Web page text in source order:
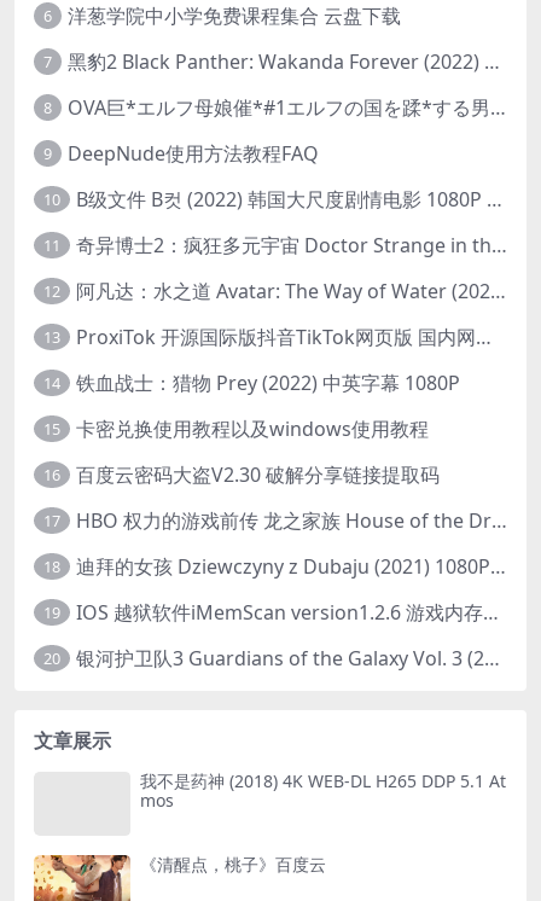
6 洋葱学院中小学免费课程集合 云盘下载
7 黑豹2 Black Panther: Wakanda Forever (2022) 高清版
8 OVA巨*エルフ母娘催*#1エルフの国を蹂*する男。汚された女王と姫
9 DeepNude使用方法教程FAQ
10 B级文件 B컷 (2022) 韩国大尺度剧情电影 1080P 中字
11 奇异博士2：疯狂多元宇宙 Doctor Strange in the Multiverse of Madness (2022) 高清版1080p
12 阿凡达：水之道 Avatar: The Way of Water (2022) 1080p 2k 4k 中文字幕
13 ProxiTok 开源国际版抖音TikTok网页版 国内网络直连
14 铁血战士：猎物 Prey (2022) 中英字幕 1080P
15 卡密兑换使用教程以及windows使用教程
16 百度云密码大盗V2.30 破解分享链接提取码
17 HBO 权力的游戏前传 龙之家族 House of the Dragon (2022) 中字 1080P 更新4集
18 迪拜的女孩 Dziewczyny z Dubaju (2021) 1080P 中字
19 IOS 越狱软件iMemScan version1.2.6 游戏内存修改器
20 银河护卫队3 Guardians of the Galaxy Vol. 3 (2023)4K高清资源1080p只分享精品
文章展示
我不是药神 (2018) 4K WEB-DL H265 DDP 5.1 At
mos
《清醒点，桃子》百度云